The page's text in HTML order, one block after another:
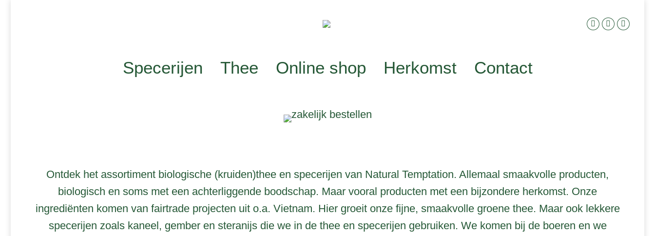
Specerijen Thee Online shop Herkomst Contact
​Ontdek het assortiment biologische (kruiden)thee en specerijen van Natural Temptation. Allemaal smaakvolle producten,
biologisch en soms met een achterliggende boodschap. Maar vooral producten met een bijzondere herkomst. Onze
ingrediënten komen van fairtrade projecten uit o.a. Vietnam. Hier groeit onze fijne, smaakvolle groene thee. Maar ook lekkere
specerijen zoals kaneel, gember en steranijs die we in de thee en specerijen gebruiken. We komen bij de boeren en we